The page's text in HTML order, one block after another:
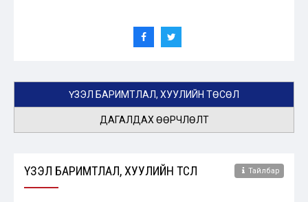
ҮЗЭЛ БАРИМТЛАЛ, ХУУЛИЙН ТӨСӨЛ
ДАГАЛДАХ ӨӨРЧЛӨЛТ
ҮЗЭЛ БАРИМТЛАЛ, ХУУЛИЙН ТӨСӨЛ Тайлбар